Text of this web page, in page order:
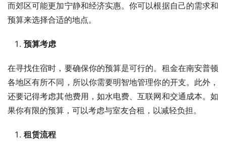
而郊区可能更加宁静和经济实惠。你可以根据自己的需求和
预算来选择合适的地点。
预算考虑
在寻找住宿时，要确保你的预算是可行的。租金在南安普顿
各地区有所不同，所以你需要明智地管理你的开支。此外，
还要记得考虑其他费用，如水电费、互联网和交通成本。如
果你有限的预算，可以考虑与室友合租，以减轻负担。
租赁流程